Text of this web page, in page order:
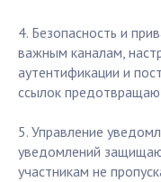
4. Безопасность и
важным каналам,
аутентификации и
ссылок
5. Управление
уведомлений
участникам не